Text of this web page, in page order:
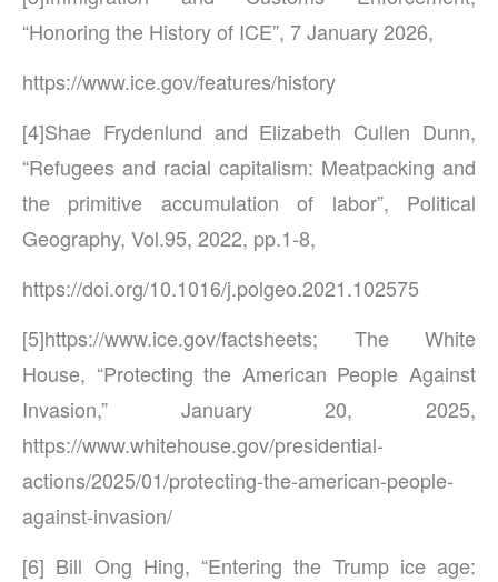
“Honoring the History of ICE”, 7 January 2026,
https://www.ice.gov/features/history
[4]Shae Frydenlund and Elizabeth Cullen Dunn,
“Refugees and racial capitalism: Meatpacking and
the primitive accumulation of labor”, Political
Geography, Vol.95, 2022, pp.1-8,
https://doi.org/10.1016/j.polgeo.2021.102575
[5]https://www.ice.gov/factsheets; The White
House, “Protecting the American People Against
Invasion,” January 20, 2025,
https://www.whitehouse.gov/presidential-
actions/2025/01/protecting-the-american-people-
against-invasion/
[6] Bill Ong Hing, “Entering the Trump ice age: